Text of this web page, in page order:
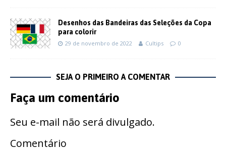
Desenhos das Bandeiras das Seleções da Copa
para colorir
29 de novembro de 2022 Cultips 0
SEJA O PRIMEIRO A COMENTAR
Faça um comentário
Seu e-mail não será divulgado.
Comentário